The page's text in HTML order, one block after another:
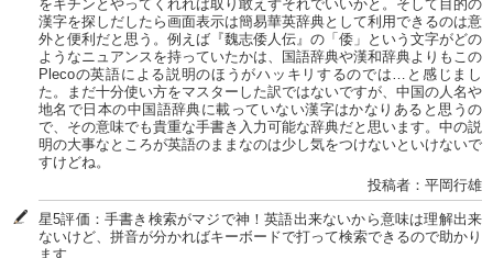
をキチンとやってくれれば取り敢えずそれでいいかと。そして目的の
漢字を探しだしたら画面表示は簡易華英辞典として利用できるのは意
外と便利だと思う。例えば『魏志倭人伝』の「倭」という文字がどの
ようなニュアンスを持っていたかは、国語辞典や漢和辞典よりもこの
Plecoの英語による説明のほうがハッキリするのでは…と感じまし
た。まだ十分使い方をマスターした訳ではないですが、中国の人名や
地名で日本の中国語辞典に載っていない漢字はかなりあると思うの
で、その意味でも貴重な手書き入力可能な辞典だと思います。中の説
明の大事なところが英語のままなのは少し気をつけないといけないで
すけどね。
投稿者：平岡行雄
星5評価：手書き検索がマジで神！英語出来ないから意味は理解出来
ないけど、拼音が分かればキーボードで打って検索できるので助かり
ます